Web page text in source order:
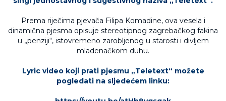
Prema riječima pjevača Filipa Komadine, ova vesela i
dinamična pjesma opisuje stereotipnog zagrebačkog fakina
u „penziji“, istovremeno zarobljenog u starosti i divljem
mladenačkom duhu.
Lyric video koji prati pjesmu „Teletext“ možete
pogledati na sljedećem linku: